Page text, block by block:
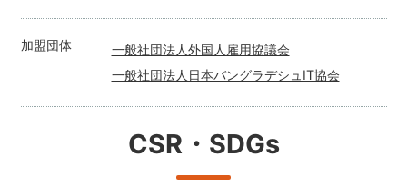
加盟団体
一般社団法人外国人雇用協議会
一般社団法人日本バングラデシュIT協会
CSR・SDGs